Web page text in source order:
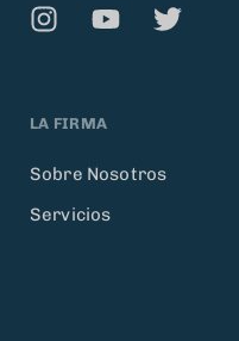
LA FIRMA
Sobre Nosotros
Servicios